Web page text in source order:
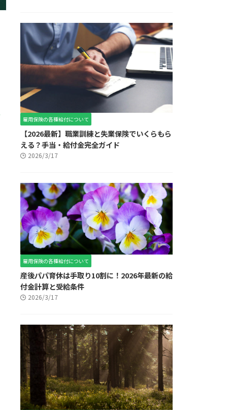
雇用保険の各種給付について
【2026最新】職業訓練と失業保険でいくらもら
える？手当・給付金完全ガイド
2026/3/17
雇用保険の各種給付について
産後パパ育休は手取り10割に！2026年最新の給
付金計算と受給条件
2026/3/17